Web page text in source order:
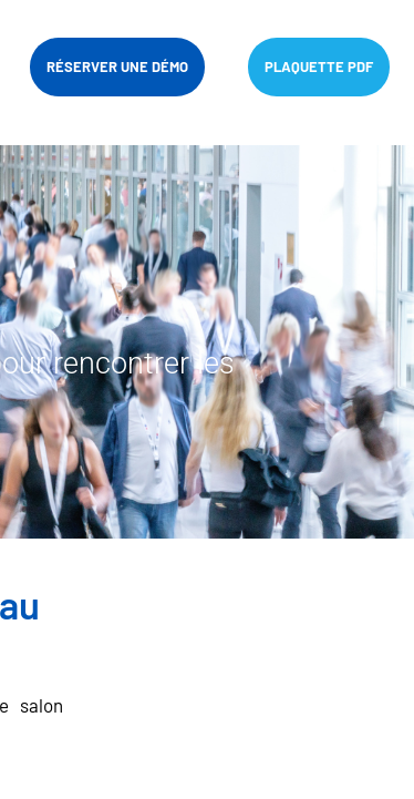
RÉSERVER UNE DÉMO PLAQUETTE PDF
rencontrer les
salon